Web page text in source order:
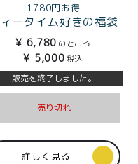
夏のアウトレッ
トセール
〜¥3,999
¥6,000〜
1780円お得
ータイム好きの福袋
¥ 6,780 のところ
¥ 5,000 税込
販売を終了しました。
売り切れ
詳しく見る